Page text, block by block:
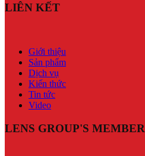
LIÊN KẾT
Giới thiệu
Sản phẩm
Dịch vụ
Kiến thức
Tin tức
Video
LENS GROUP'S MEMBER